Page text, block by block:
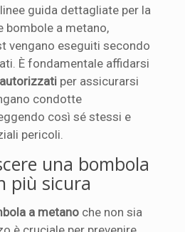
guida dettagliate per la
bombole a metano,
vengano eseguiti secondo
È fondamentale affidarsi
autorizzati per assicurarsi
condotte
così sé stessi e
pericoli.
una bombola
più sicura
a metano che non sia